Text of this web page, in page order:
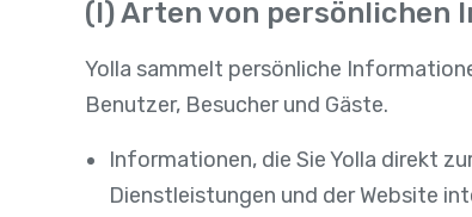
(I) Arten von persönlichen
Yolla sammelt persönliche
Benutzer, Besucher und Gäste.
Informationen, die Sie Yolla direkt
Dienstleistungen und der Website